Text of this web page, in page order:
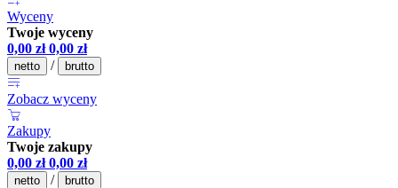
Wyceny
Twoje wyceny
0,00 zł 0,00 zł
netto / brutto
Zobacz wyceny
Zakupy
Twoje zakupy
0,00 zł 0,00 zł
netto / brutto